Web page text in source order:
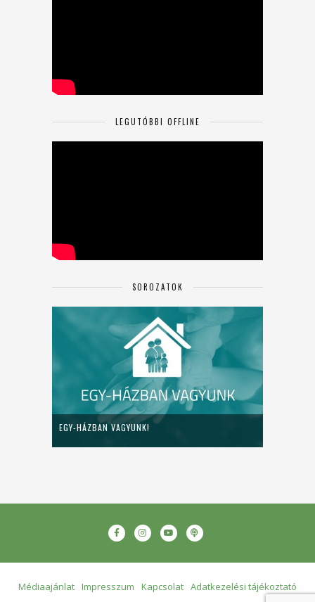
LEGUTÓBBI OFFLINE
SOROZATOK
EGY-HÁZBAN VAGYUNK!
Médiaajánlat Impresszum Kapcsolat Adatkezelési tájékoztató